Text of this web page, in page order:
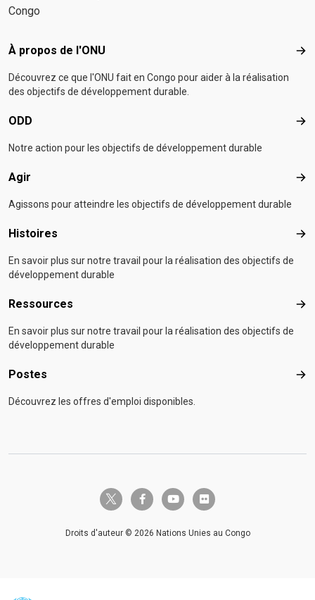
Congo
Footer menu
À propos de l'ONU À
Découvrez ce que l'ONU fait en Congo pour aider à la réalisation
des objectifs de développement durable.
ODD
Notre action pour les objectifs de développement durable
Agir Agir
Agissons pour atteindre les objectifs de développement durable
Histoires
En savoir plus sur notre travail pour la réalisation des objectifs de
développement durable
Ressources
En savoir plus sur notre travail pour la réalisation des objectifs de
développement durable
Postes
Découvrez les offres d'emploi disponibles.
twitter-x facebook-fyoutube flickr
Droits d'auteur © 2026 Nations Unies au Congo